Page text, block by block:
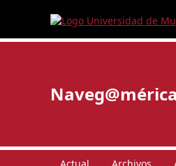
Naveg@mérica